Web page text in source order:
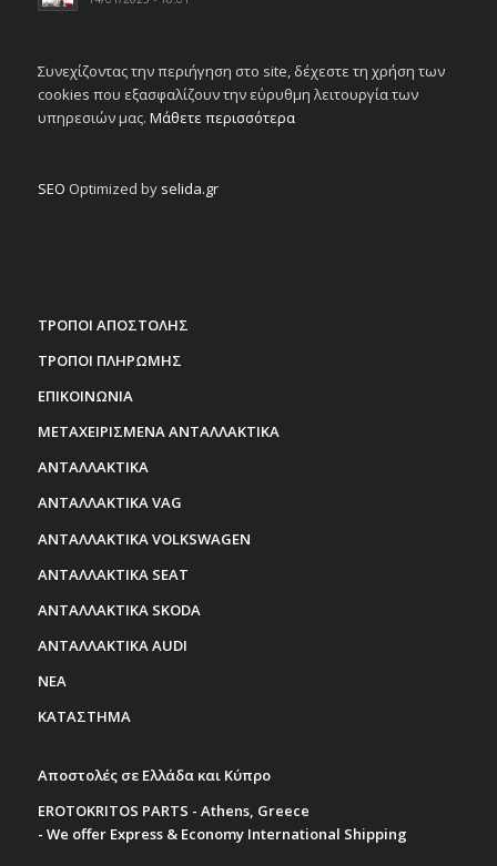
Συνεχίζοντας την περιήγηση στο site, δέχεστε τη χρήση των
cookies που εξασφαλίζουν την εύρυθμη λειτουργία των
υπηρεσιών μας. Μάθετε περισσότερα
SEO Optimized by selida.gr
ΤΡΟΠΟΙ ΑΠΟΣΤΟΛΗΣ
ΤΡΟΠΟΙ ΠΛΗΡΩΜΗΣ
ΕΠΙΚΟΙΝΩΝΙΑ
ΜΕΤΑΧΕΙΡΙΣΜΕΝΑ ΑΝΤΑΛΛΑΚΤΙΚΑ
ΑΝΤΑΛΛΑΚΤΙΚΑ
ΑΝΤΑΛΛΑΚΤΙΚΑ VAG
ΑΝΤΑΛΛΑΚΤΙΚΑ VOLKSWAGEN
ΑΝΤΑΛΛΑΚΤΙΚΑ SEAT
ΑΝΤΑΛΛΑΚΤΙΚΑ SKODA
ΑΝΤΑΛΛΑΚΤΙΚΑ AUDI
ΝΕΑ
ΚΑΤΑΣΤΗΜΑ
Αποστολές σε Ελλάδα και Κύπρο
EROTOKRITOS PARTS - Athens, Greece
- We offer Express & Economy International Shipping